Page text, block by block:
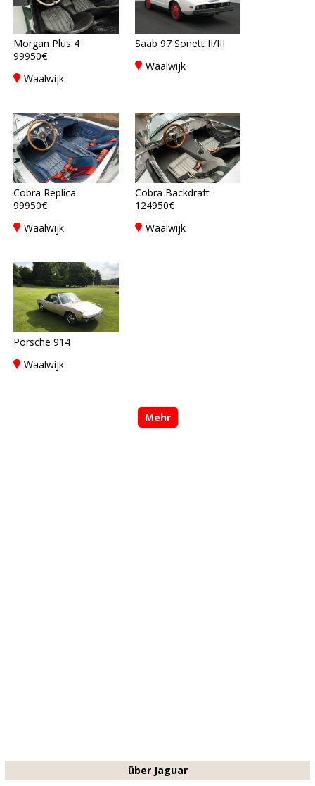
Morgan Plus 4
99950€
Waalwijk
Saab 97 Sonett II/III
Waalwijk
Cobra Replica
99950€
Waalwijk
Cobra Backdraft
124950€
Waalwijk
Porsche 914
Waalwijk
Mehr
über Jaguar